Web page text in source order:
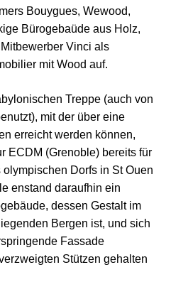
Bouygues, Wewood,
Bürogebaüde aus Holz,
Vinci als
mit Wood auf.
Treppe (auch von
mit der über eine
erreicht werden können,
ECDM (Grenoble) bereits für
Dorfs in St Ouen
enstand daraufhin ein
dessen Gestalt im
Bergen ist, und sich
Fassade
Stützen gehalten